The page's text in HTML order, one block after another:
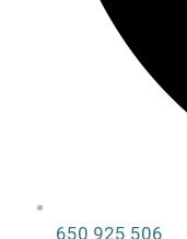
650 925 506